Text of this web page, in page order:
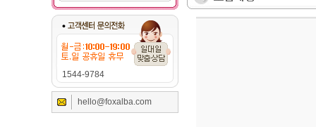
1544-9784
hello@foxalba.com